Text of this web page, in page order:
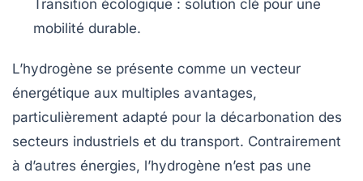
Transition écologique : solution clé pour une
mobilité durable.
L’hydrogène se présente comme un vecteur
énergétique aux multiples avantages,
particulièrement adapté pour la décarbonation des
secteurs industriels et du transport. Contrairement
à d’autres énergies, l’hydrogène n’est pas une